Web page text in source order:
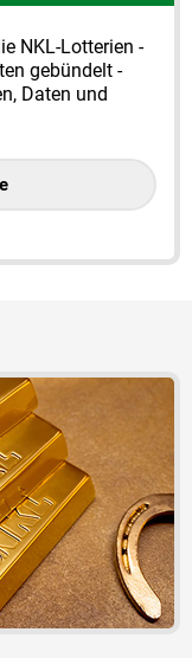
NKL-Lotterien -
gebündelt -
Daten und